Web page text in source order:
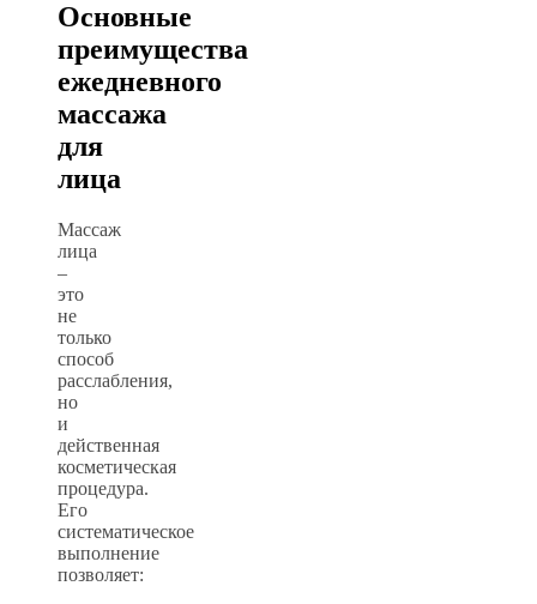
Основные
преимущества
ежедневного
массажа
для
лица
Массаж
лица
–
это
не
только
способ
расслабления,
но
и
действенная
косметическая
процедура.
Его
систематическое
выполнение
позволяет: